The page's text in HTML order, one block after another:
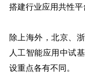
搭建行业应用共性平
除上海外，北京、
人工智能应用中试
设重点各有不同。